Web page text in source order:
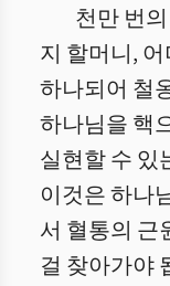
천만 번
지 할머니,
하나되어 철
하나님을 핵
실현할 수 있
이것은 하나
서 혈통의 근
걸 찾아가야